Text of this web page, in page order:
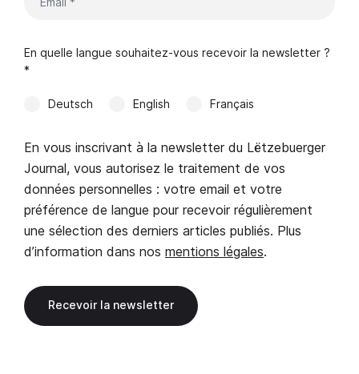
En quelle langue souhaitez-vous recevoir la newsletter ?
*
Deutsch English Français
En vous inscrivant à la newsletter du Lëtzebuerger
Journal, vous autorisez le traitement de vos
données personnelles : votre email et votre
préférence de langue pour recevoir régulièrement
une sélection des derniers articles publiés. Plus
d’information dans nos mentions légales.